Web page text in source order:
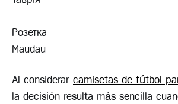
Розетка
Maudau
Al considerar camisetas de fútbol
la decisión resulta más sencilla